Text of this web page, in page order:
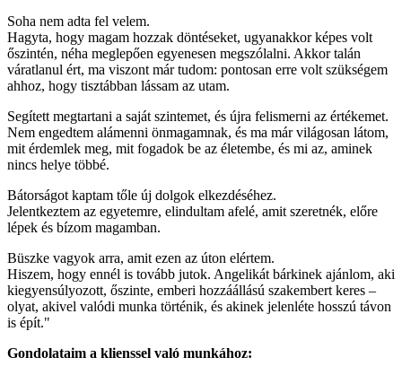
Soha nem adta fel velem.
Hagyta, hogy magam hozzak döntéseket, ugyanakkor képes volt
őszintén, néha meglepően egyenesen megszólalni. Akkor talán
váratlanul ért, ma viszont már tudom: pontosan erre volt szükségem
ahhoz, hogy tisztábban lássam az utam.
Segített megtartani a saját szintemet, és újra felismerni az értékemet.
Nem engedtem alámenni önmagamnak, és ma már világosan látom,
mit érdemlek meg, mit fogadok be az életembe, és mi az, aminek
nincs helye többé.
Bátorságot kaptam tőle új dolgok elkezdéséhez.
Jelentkeztem az egyetemre, elindultam afelé, amit szeretnék, előre
lépek és bízom magamban.
Büszke vagyok arra, amit ezen az úton elértem.
Hiszem, hogy ennél is tovább jutok. Angelikát bárkinek ajánlom, aki
kiegyensúlyozott, őszinte, emberi hozzáállású szakembert keres –
olyat, akivel valódi munka történik, és akinek jelenléte hosszú távon
is épít."
Gondolataim a klienssel való munkához: